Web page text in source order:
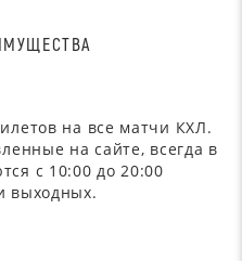
на все матчи КХЛ.
на сайте, всегда в
с 10:00 до 20:00
выходных.